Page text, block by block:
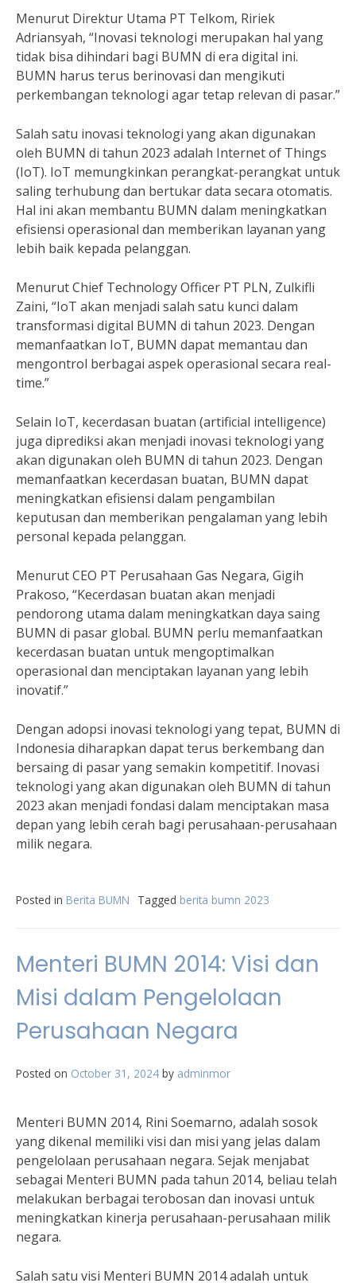
Menurut Direktur Utama PT Telkom, Ririek
Adriansyah, “Inovasi teknologi merupakan hal yang
tidak bisa dihindari bagi BUMN di era digital ini.
BUMN harus terus berinovasi dan mengikuti
perkembangan teknologi agar tetap relevan di pasar.”
Salah satu inovasi teknologi yang akan digunakan
oleh BUMN di tahun 2023 adalah Internet of Things
(IoT). IoT memungkinkan perangkat-perangkat untuk
saling terhubung dan bertukar data secara otomatis.
Hal ini akan membantu BUMN dalam meningkatkan
efisiensi operasional dan memberikan layanan yang
lebih baik kepada pelanggan.
Menurut Chief Technology Officer PT PLN, Zulkifli
Zaini, “IoT akan menjadi salah satu kunci dalam
transformasi digital BUMN di tahun 2023. Dengan
memanfaatkan IoT, BUMN dapat memantau dan
mengontrol berbagai aspek operasional secara real-
time.”
Selain IoT, kecerdasan buatan (artificial intelligence)
juga diprediksi akan menjadi inovasi teknologi yang
akan digunakan oleh BUMN di tahun 2023. Dengan
memanfaatkan kecerdasan buatan, BUMN dapat
meningkatkan efisiensi dalam pengambilan
keputusan dan memberikan pengalaman yang lebih
personal kepada pelanggan.
Menurut CEO PT Perusahaan Gas Negara, Gigih
Prakoso, “Kecerdasan buatan akan menjadi
pendorong utama dalam meningkatkan daya saing
BUMN di pasar global. BUMN perlu memanfaatkan
kecerdasan buatan untuk mengoptimalkan
operasional dan menciptakan layanan yang lebih
inovatif.”
Dengan adopsi inovasi teknologi yang tepat, BUMN di
Indonesia diharapkan dapat terus berkembang dan
bersaing di pasar yang semakin kompetitif. Inovasi
teknologi yang akan digunakan oleh BUMN di tahun
2023 akan menjadi fondasi dalam menciptakan masa
depan yang lebih cerah bagi perusahaan-perusahaan
milik negara.
Posted in Berita BUMN Tagged berita bumn 2023
Menteri BUMN 2014: Visi dan
Misi dalam Pengelolaan
Perusahaan Negara
Posted on October 31, 2024 by adminmor
Menteri BUMN 2014, Rini Soemarno, adalah sosok
yang dikenal memiliki visi dan misi yang jelas dalam
pengelolaan perusahaan negara. Sejak menjabat
sebagai Menteri BUMN pada tahun 2014, beliau telah
melakukan berbagai terobosan dan inovasi untuk
meningkatkan kinerja perusahaan-perusahaan milik
negara.
Salah satu visi Menteri BUMN 2014 adalah untuk